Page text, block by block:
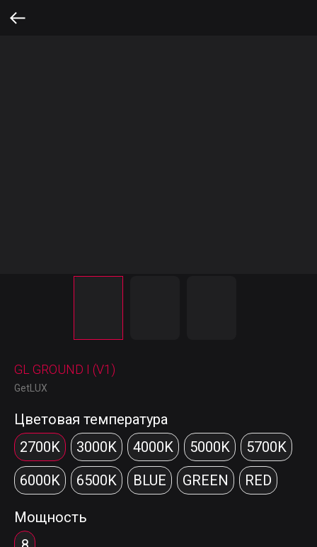
GL GROUND I (V1)
GetLUX
Цветовая температура
2700K
3000K 4000K 5000K
5700K
6000K
6500K BLUE GREEN RED
Мощность